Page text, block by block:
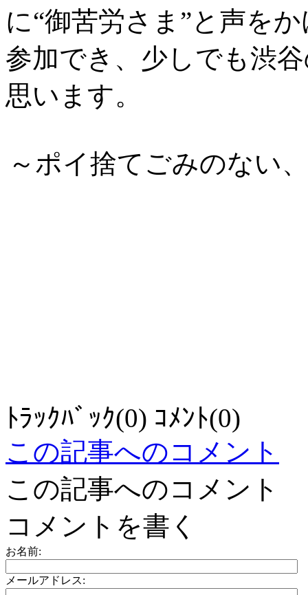
に“御苦労さま”と声を
参加でき、少しでも渋
思います。
～ポイ捨てごみのない
ﾄﾗｯｸﾊﾞｯｸ(0) ｺﾒﾝﾄ(0)
この記事へのコメント
この記事へのコメント
コメントを書く
お名前:
メールアドレス: